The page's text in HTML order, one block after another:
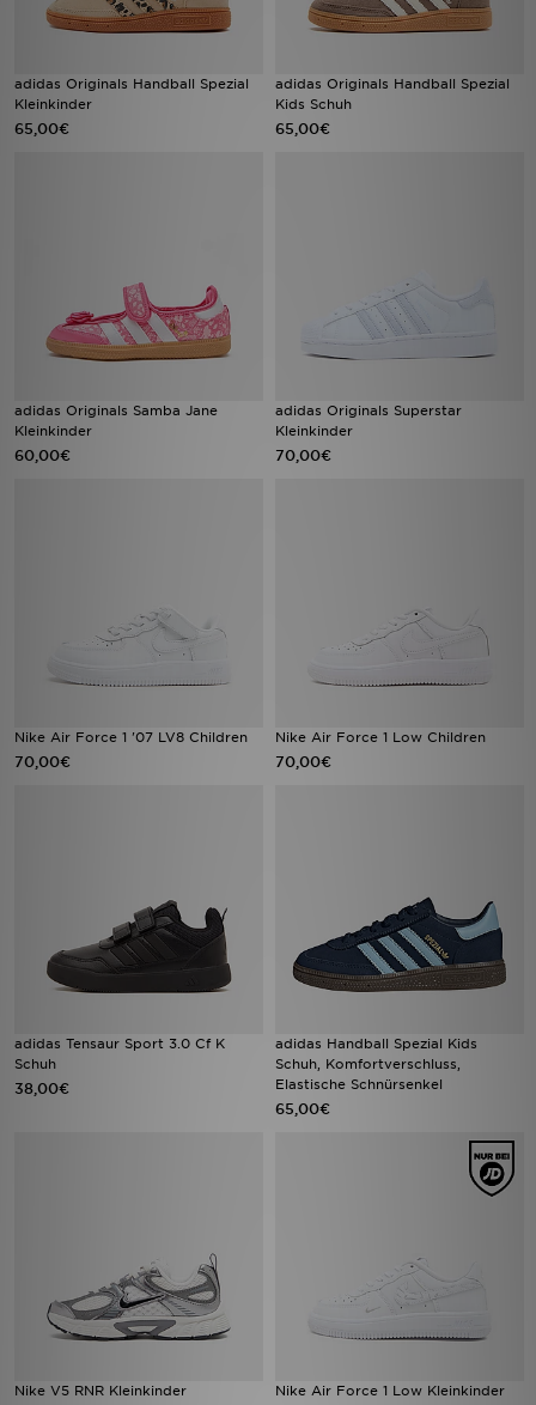
adidas Originals Handball Spezial
Kleinkinder
65,00€
adidas Originals Handball Spezial
Kids Schuh
65,00€
adidas Originals Samba Jane
Kleinkinder
60,00€
adidas Originals Superstar
Kleinkinder
70,00€
Nike Air Force 1 '07 LV8 Children
70,00€
Nike Air Force 1 Low Children
70,00€
adidas Tensaur Sport 3.0 Cf K
Schuh
38,00€
adidas Handball Spezial Kids
Schuh, Komfortverschluss,
Elastische Schnürsenkel
65,00€
Nike V5 RNR Kleinkinder Nike Air Force 1 Low Kleinkinder